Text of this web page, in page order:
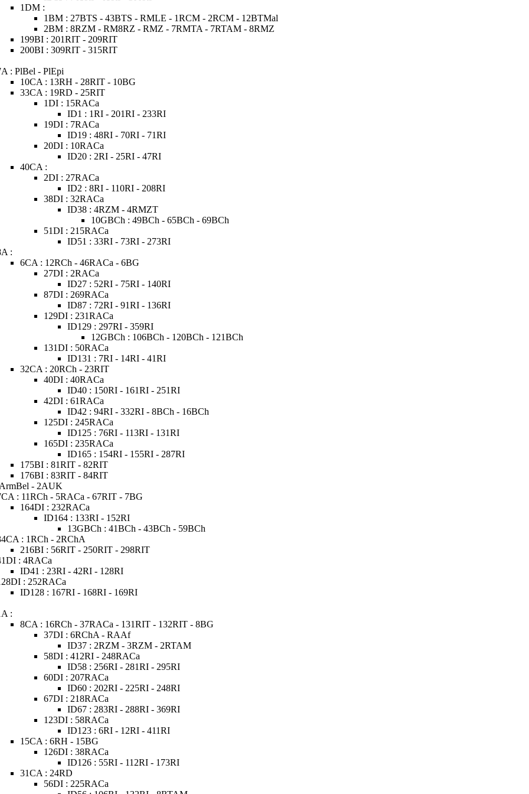
1DM :
1BM : 27BTS - 43BTS - RMLE - 1RCM - 2RCM - 12BTMal
2BM : 8RZM - RM8RZ - RMZ - 7RMTA - 7RTAM - 8RMZ
199BI : 201RIT - 209RIT
200BI : 309RIT - 315RIT
: PlBel - PlEpi
10CA : 13RH - 28RIT - 10BG
33CA : 19RD - 25RIT
1DI : 15RACa
ID1 : 1RI - 201RI - 233RI
19DI : 7RACa
ID19 : 48RI - 70RI - 71RI
20DI : 10RACa
ID20 : 2RI - 25RI - 47RI
40CA :
2DI : 27RACa
ID2 : 8RI - 110RI - 208RI
38DI : 32RACa
ID38 : 4RZM - 4RMZT
10GBCh : 49BCh - 65BCh - 69BCh
51DI : 215RACa
ID51 : 33RI - 73RI - 273RI
:
6CA : 12RCh - 46RACa - 6BG
27DI : 2RACa
ID27 : 52RI - 75RI - 140RI
87DI : 269RACa
ID87 : 72RI - 91RI - 136RI
129DI : 231RACa
ID129 : 297RI - 359RI
12GBCh : 106BCh - 120BCh - 121BCh
131DI : 50RACa
ID131 : 7RI - 14RI - 41RI
32CA : 20RCh - 23RIT
40DI : 40RACa
ID40 : 150RI - 161RI - 251RI
42DI : 61RACa
ID42 : 94RI - 332RI - 8BCh - 16BCh
125DI : 245RACa
ID125 : 76RI - 113RI - 131RI
165DI : 235RACa
ID165 : 154RI - 155RI - 287RI
175BI : 81RIT - 82RIT
176BI : 83RIT - 84RIT
- 2AUK
: 11RCh - 5RACa - 67RIT - 7BG
164DI : 232RACa
ID164 : 133RI - 152RI
13GBCh : 41BCh - 43BCh - 59BCh
: 1RCh - 2RChA
216BI : 56RIT - 250RIT - 298RIT
: 4RACa
ID41 : 23RI - 42RI - 128RI
: 252RACa
ID128 : 167RI - 168RI - 169RI
:
8CA : 16RCh - 37RACa - 131RIT - 132RIT - 8BG
37DI : 6RChA - RAAf
ID37 : 2RZM - 3RZM - 2RTAM
58DI : 412RI - 248RACa
ID58 : 256RI - 281RI - 295RI
60DI : 207RACa
ID60 : 202RI - 225RI - 248RI
67DI : 218RACa
ID67 : 283RI - 288RI - 369RI
123DI : 58RACa
ID123 : 6RI - 12RI - 411RI
15CA : 6RH - 15BG
126DI : 38RACa
ID126 : 55RI - 112RI - 173RI
31CA : 24RD
56DI : 225RACa